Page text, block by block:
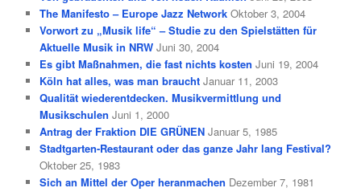
The Manifesto – Europe Jazz Network Oktober 3, 2004
Vorwort zu „Musik life“ – Studie zu den Spielstätten für
Aktuelle Musik in NRW Juni 30, 2004
Es gibt Maßnahmen, die fast nichts kosten Juni 19, 2004
Köln hat alles, was man braucht Januar 11, 2003
Qualität wiederentdecken. Musikvermittlung und
Musikschulen Juni 1, 2000
Antrag der Fraktion DIE GRÜNEN Januar 5, 1985
Stadtgarten-Restaurant oder das ganze Jahr lang Festival?
Oktober 25, 1983
Sich an Mittel der Oper heranmachen Dezember 7, 1981